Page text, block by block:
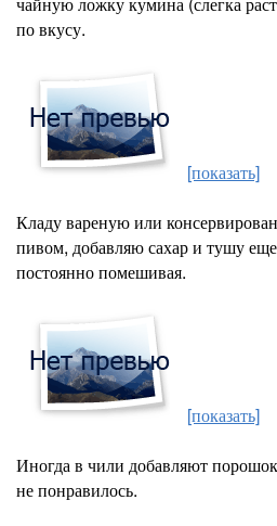
по вкусу.
[показать]
Кладу вареную или
пивом, добавляю сахар и тушу
постоянно помешивая.
[показать]
Иногда в чили добавляют
не понравилось.